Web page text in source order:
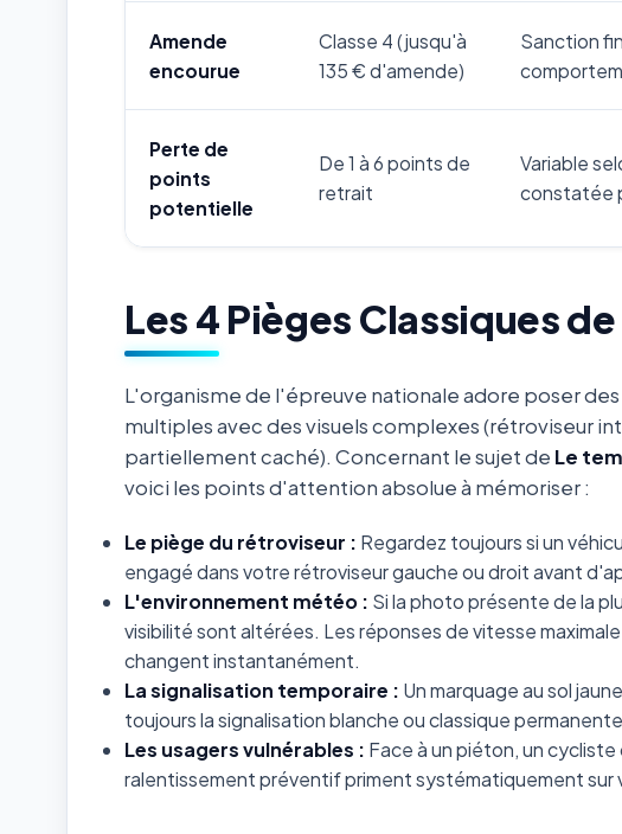
Amende
encourue
Classe 4 (jusqu'à
135 € d'amende)
Sanction
Perte de
points
potentielle
De 1 à 6 points de
retrait
Variable
constatée
Les 4 Pièges Classiques
L'organisme de l'épreuve nationale adore poser
multiples avec des visuels complexes (rétroviseur
partiellement caché). Concernant le sujet de Le
voici les points d'attention absolue à mémoriser :
Le piège du rétroviseur : Regardez toujours si un
engagé dans votre rétroviseur gauche ou droit avant
L'environnement météo : Si la photo présente de la
visibilité sont altérées. Les réponses de vitesse
changent instantanément.
La signalisation temporaire : Un marquage au sol
toujours la signalisation blanche ou classique
Les usagers vulnérables : Face à un piéton, un
ralentissement préventif priment systématiquement